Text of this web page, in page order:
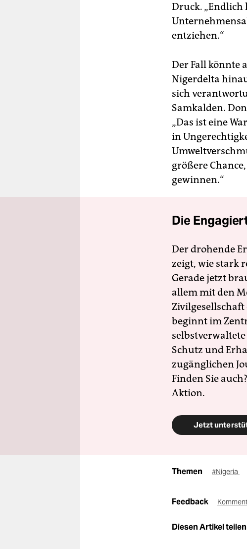
Druck.
entziehen.“
Der Fall könnte
Nigerdelta
sich
Samkalden.
„Das ist eine
in
größere
gewinnen.“
Die
Der drohende
zeigt, wie stark
Gerade jetzt
allem mit den
beginnt im
Schutz und
zugänglichen
Finden Sie
Aktion.
Jetzt
Themen #Nigeria
Feedback
Diesen Artikel teilen